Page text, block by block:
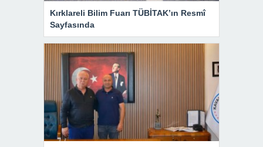
Kırklareli Bilim Fuarı TÜBİTAK’ın Resmî
Sayfasında